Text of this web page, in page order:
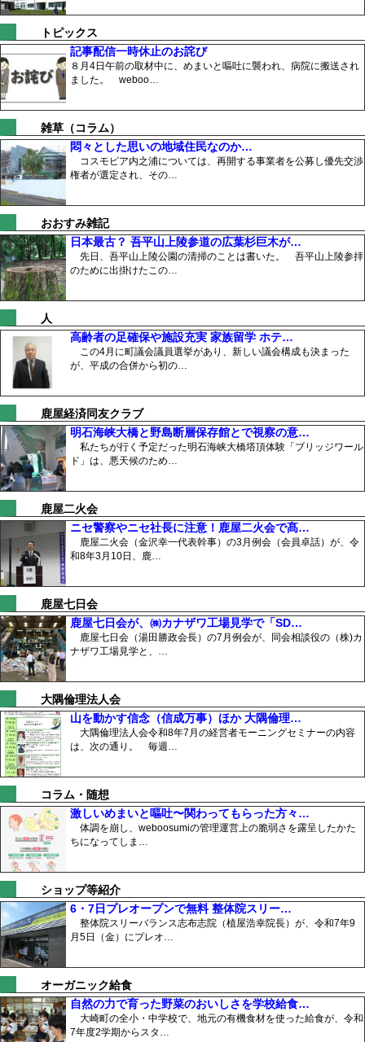
トピックス
記事配信一時休止のお詫び
８月4日午前の取材中に、めまいと嘔吐に襲われ、病院に搬送され
ました。 weboo…
雑草（コラム）
悶々とした思いの地域住民なのか…
コスモピア内之浦については、再開する事業者を公募し優先交渉
権者が選定され、その…
おおすみ雑記
日本最古？ 吾平山上陵参道の広葉杉巨木が…
先日、吾平山上陵公園の清掃のことは書いた。 吾平山上陵参拝
のために出掛けたこの…
人
高齢者の足確保や施設充実 家族留学 ホテ…
この4月に町議会議員選挙があり、新しい議会構成も決まった
が、平成の合併から初の…
鹿屋経済同友クラブ
明石海峡大橋と野島断層保存館とで視察の意…
私たちが行く予定だった明石海峡大橋塔頂体験「ブリッジワール
ド」は、悪天候のため…
鹿屋二火会
ニセ警察やニセ社長に注意！鹿屋二火会で髙…
鹿屋二火会（金沢幸一代表幹事）の3月例会（会員卓話）が、令
和8年3月10日、鹿…
鹿屋七日会
鹿屋七日会が、㈱カナザワ工場見学で「SD…
鹿屋七日会（湯田勝政会長）の7月例会が、同会相談役の（株)カ
ナザワ工場見学と、…
大隅倫理法人会
山を動かす信念（信成万事）ほか 大隅倫理…
大隅倫理法人会令和8年7月の経営者モーニングセミナーの内容
は、次の通り。 毎週…
コラム・随想
激しいめまいと嘔吐〜関わってもらった方々…
体調を崩し、weboosumiの管理運営上の脆弱さを露呈したかた
ちになってしま…
ショップ等紹介
6・7日プレオープンで無料 整体院スリー…
整体院スリーバランス志布志院（植屋浩幸院長）が、令和7年9
月5日（金）にプレオ…
オーガニック給食
自然の力で育った野菜のおいしさを学校給食…
大崎町の全小・中学校で、地元の有機食材を使った給食が、令和
7年度2学期からスタ…